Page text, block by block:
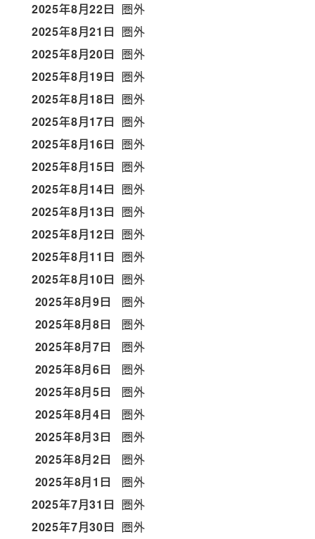
2025年8月22日 圏外
2025年8月21日 圏外
2025年8月20日 圏外
2025年8月19日 圏外
2025年8月18日 圏外
2025年8月17日 圏外
2025年8月16日 圏外
2025年8月15日 圏外
2025年8月14日 圏外
2025年8月13日 圏外
2025年8月12日 圏外
2025年8月11日 圏外
2025年8月10日 圏外
2025年8月9日
圏外
2025年8月8日
圏外
2025年8月7日
圏外
2025年8月6日
圏外
2025年8月5日
圏外
2025年8月4日
圏外
2025年8月3日
圏外
2025年8月2日
圏外
2025年8月1日
圏外
2025年7月31日 圏外
2025年7月30日 圏外